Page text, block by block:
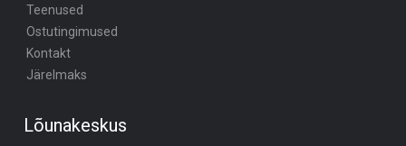
Teenused
Ostutingimused
Kontakt
Järelmaks
Lõunakeskus